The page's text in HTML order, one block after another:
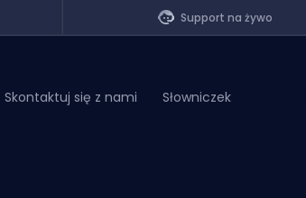
Support na żywo
Skontaktuj się z nami Słowniczek